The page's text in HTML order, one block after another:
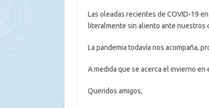
Las oleadas recientes de COVID-19
literalmente sin aliento ante nuestros
La pandemia todavía nos acompaña,
A medida que se acerca el invierno
Queridos amigos,